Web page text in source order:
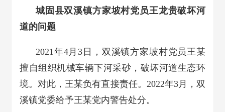
城固县双溪镇方家坡村党员王龙贵破坏河
道的问题
2021年4月3日，双溪镇方家坡村党员王某
擅自组织机械车辆下河采砂，破坏河道生态环
境。对此，王某负有直接责任。2022年3月，双
溪镇党委给予王某党内警告处分。